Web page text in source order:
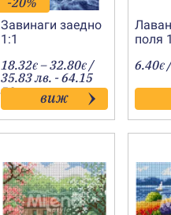
Завинаги заедно
1:1
18.32€ –32.80€Price
range:
18.32€
through
32.80€
/
35.83 лв. - 64.15
лв. виж
поля
6.40€/